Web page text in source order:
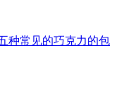
种常见的巧克力的包